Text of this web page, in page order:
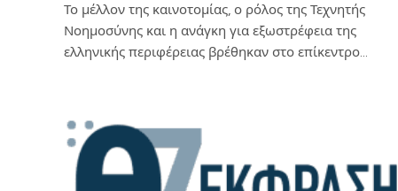
Το μέλλον της καινοτομίας, ο ρόλος της Τεχνητής
Νοημοσύνης και η ανάγκη για εξωστρέφεια της
ελληνικής περιφέρειας βρέθηκαν στο επίκεντρο…